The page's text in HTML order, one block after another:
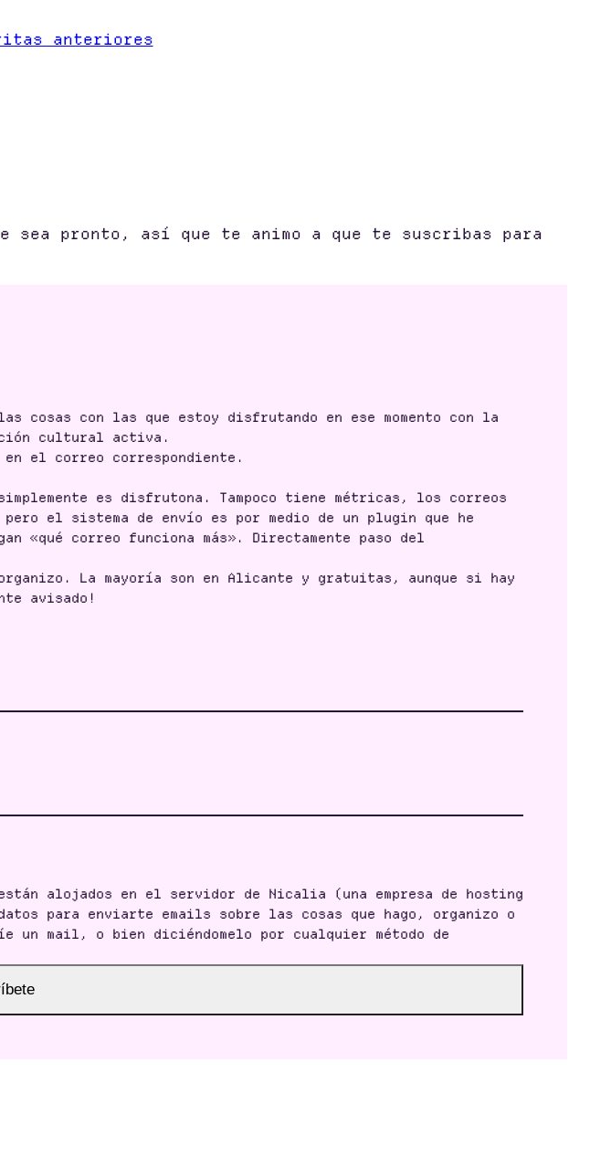
anteriores
sea pronto, así que te animo a que te suscribas para
cosas con las que estoy disfrutando en ese momento con la
cultural activa.
el correo correspondiente.
es disfrutona. Tampoco tiene métricas, los correos
el sistema de envío es por medio de un plugin que he
«qué correo funciona más». Directamente paso del
La mayoría son en Alicante y gratuitas, aunque si hay
avisado!
alojados en el servidor de Nicalia (una empresa de hosting
para enviarte emails sobre las cosas que hago, organizo o
un mail, o bien diciéndomelo por cualquier método de